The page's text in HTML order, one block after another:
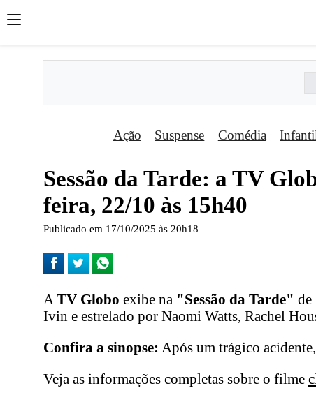
Ação Suspense Comédia
Sessão da Tarde: a TV
feira, 22/10 às 15h40
Publicado em 17/10/2025 às 20h18
A TV Globo exibe na "Sessão da Tarde" de
Ivin e estrelado por Naomi Watts, Rachel
Confira a sinopse: Após um trágico
Veja as informações completas sobre o filme